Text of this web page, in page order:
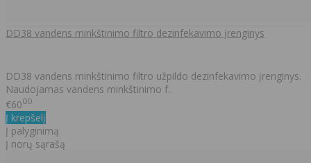
DD38 vandens minkštinimo filtro dezinfekavimo įrenginys
DD38 vandens minkštinimo filtro užpildo dezinfekavimo įrenginys.
Naudojamas vandens minkštinimo f..
€6000
Į krepšelį
Į palyginimą
Į norų sąrašą